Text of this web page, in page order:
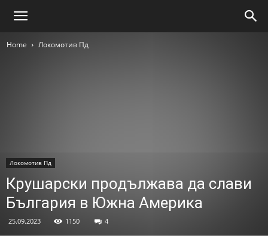
Home Локомотив Пд
Локомотив Пд
Крушарски продължава да слави
България в Южна Америка
25.09.2023 1150 4